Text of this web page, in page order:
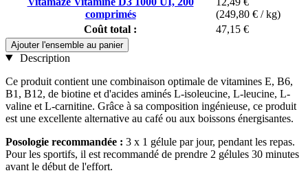
comprimés
(249,80 € / kg)
Coût total :
47,15 €
Ajouter l'ensemble au panier
Description
Ce produit contient une combinaison optimale de vitamines E, B6,
B1, B12, de biotine et d'acides aminés L-isoleucine, L-leucine, L-
valine et L-carnitine. Grâce à sa composition ingénieuse, ce produit
est une excellente alternative au café ou aux boissons énergisantes.
Posologie recommandée : 3 x 1 gélule par jour, pendant les repas.
Pour les sportifs, il est recommandé de prendre 2 gélules 30 minutes
avant le début de l'effort.